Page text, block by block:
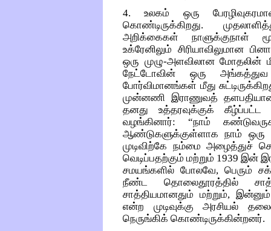
4. உலகம் ஒரு
கொண்டிருக்கிறது.
அறிக்கைகள் நாளுக்குநாள்
உக்ரேனிலும் சிரியாவிலுமான
ஒரு முழு-அளவிலான மோதலின்
நேட்டோவின் ஒரு
போர்விமானங்கள் மீது
முன்னணி இராணுவத்
தனது உத்தரவுக்குக் கீழ்ப்பட்ட
வழங்கினார்: “நாம்
ஆண்டுகளுக்குள்ளாக நாம் ஒரு
முடிவிற்கே நம்மை அழைத்துச்
வெடிப்பதற்கும் மற்றும் 1939 இன்
சமயங்களில் போலவே, பெரும்
நீண்ட தொலைதூரத்தில்
சாத்தியமானதும் மற்றும்,
என்ற முடிவுக்கு அரசியல்
நெருங்கிக் கொண்டிருக்கின்றனர்.